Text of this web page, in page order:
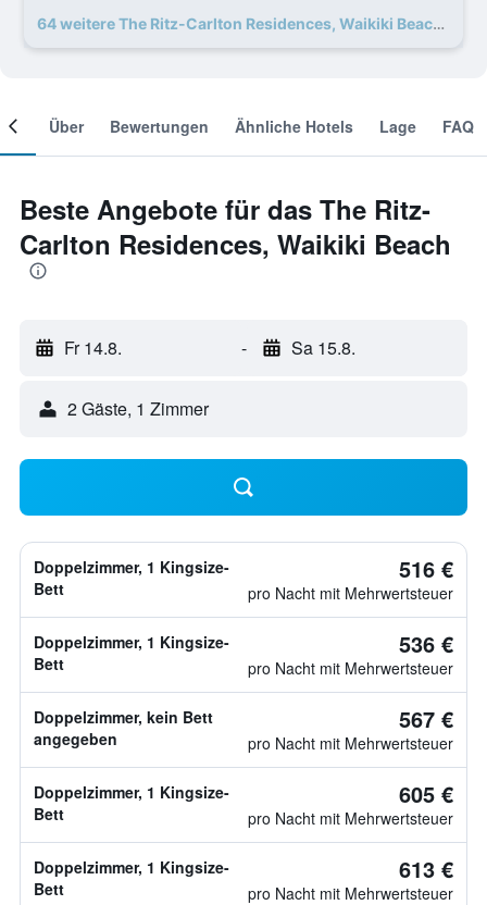
64 weitere The Ritz-Carlton Residences, Waikiki Beach Angebote
Über Bewertungen Ähnliche Hotels Lage FAQ
Beste Angebote für das The Ritz-
Carlton Residences, Waikiki Beach
Fr 14.8. - Sa 15.8.
2 Gäste, 1 Zimmer
Doppelzimmer, 1 Kingsize-
Bett
516 €
pro Nacht mit Mehrwertsteuer
Doppelzimmer, 1 Kingsize-
Bett
536 €
pro Nacht mit Mehrwertsteuer
Doppelzimmer, kein Bett
angegeben
567 €
pro Nacht mit Mehrwertsteuer
Doppelzimmer, 1 Kingsize-
Bett
605 €
pro Nacht mit Mehrwertsteuer
Doppelzimmer, 1 Kingsize-
Bett
613 €
pro Nacht mit Mehrwertsteuer